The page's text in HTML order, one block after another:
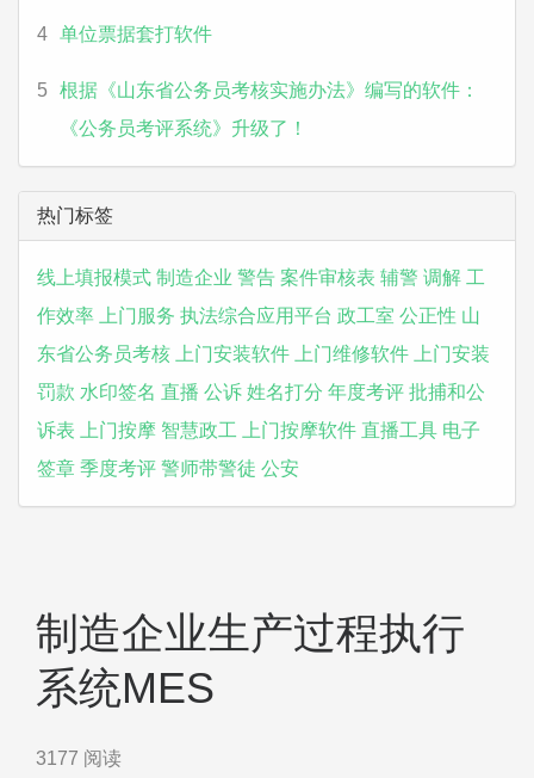
4 单位票据套打软件
5
根据《山东省公务员考核实施办法》编写的软件：
《公务员考评系统》升级了！
热门标签
线上填报模式 制造企业 警告 案件审核表 辅警 调解 工
作效率
上门服务 执法综合应用平台 政工室 公正性 山
东省公务员考核
上门安装软件 上门维修软件
上门安装
罚款 水印签名 直播 公诉 姓名打分 年度考评 批捕和公
诉表
上门按摩 智慧政工 上门按摩软件 直播工具 电子
签章 季度考评 警师带警徒 公安
制造企业生产过程执行
系统MES
3177 阅读